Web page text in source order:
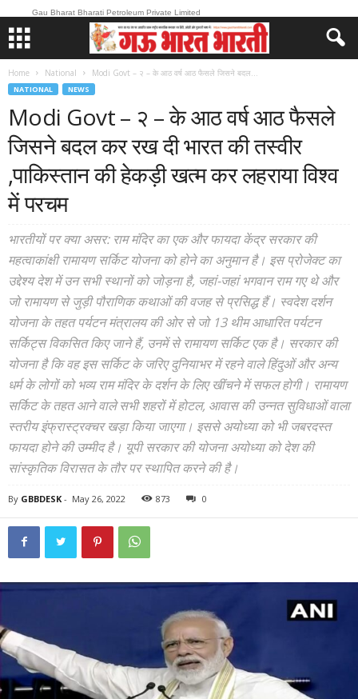
Gau Bharat Bharati Petroleum Private Limited
Home National Modi Govt – २ – के आठ वर्ष आठ फैसले जिसने बदल...
NATIONAL NEWS
Modi Govt – २ – के आठ वर्ष आठ फैसले
जिसने बदल कर रख दी भारत की तस्वीर
,पाकिस्तान की हेकड़ी खत्म कर लहराया विश्व
में परचम
भारतीयों पर क्या असर: राम मंदिर का एक और फायदा केंद्र सरकार की
महत्वाकांक्षी रामायण सर्किट योजना को होने का अनुमान है। इस प्रोजेक्ट का
उद्देश्य देश में उन सभी स्थानों को जोड़ना है, जहां-जहां भगवान राम गए थे और
जो रामायण से जुड़ी पौराणिक कथाओं की वजह से प्रसिद्ध हैं। स्वदेश दर्शन
योजना के तहत पर्यटन मंत्रालय की ओर से जो 13 थीम आधारित पर्यटन
सर्किट्स विकसित किए जाने हैं, उनमें से रामायण सर्किट एक है। सरकार की
योजना है कि वह इस सर्किट के जरिए दुनियाभर में रहने वाले हिंदुओं और अन्य
धर्म के लोगों को भव्य राम मंदिर के दर्शन के लिए खींचने में सफल होगी। रामायण
सर्किट के तहत आने वाले सभी शहरों में होटल, आवास की उन्नत सुविधाओं वाला
स्तरीय इंफ्रास्ट्रक्चर खड़ा किया जाएगा। इससे अयोध्या को भी जबरदस्त
फायदा होने की उम्मीद है। यूपी सरकार की योजना अयोध्या को देश की
सांस्कृतिक विरासत के तौर पर स्थापित करने की है।
By GBBDESK - May 26, 2022 873 0